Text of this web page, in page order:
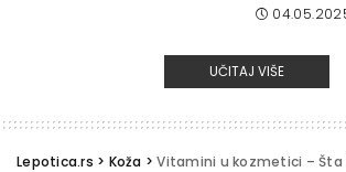
UČITAJ VIŠE
Lepotica.rs > Koža >Vitamini u kozmetici – Šta